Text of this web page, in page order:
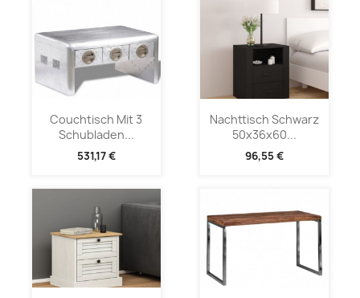
Couchtisch Mit 3
Schubladen...
531,17 €
Nachttisch Schwarz
50x36x60...
96,55 €